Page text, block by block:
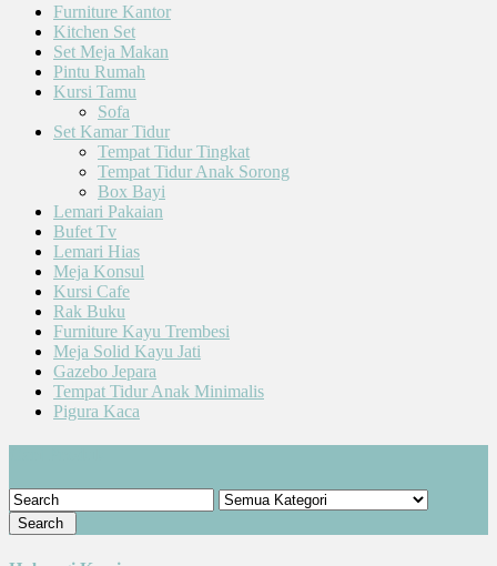
Furniture Kantor
Kitchen Set
Set Meja Makan
Pintu Rumah
Kursi Tamu
Sofa
Set Kamar Tidur
Tempat Tidur Tingkat
Tempat Tidur Anak Sorong
Box Bayi
Lemari Pakaian
Bufet Tv
Lemari Hias
Meja Konsul
Kursi Cafe
Rak Buku
Furniture Kayu Trembesi
Meja Solid Kayu Jati
Gazebo Jepara
Tempat Tidur Anak Minimalis
Pigura Kaca